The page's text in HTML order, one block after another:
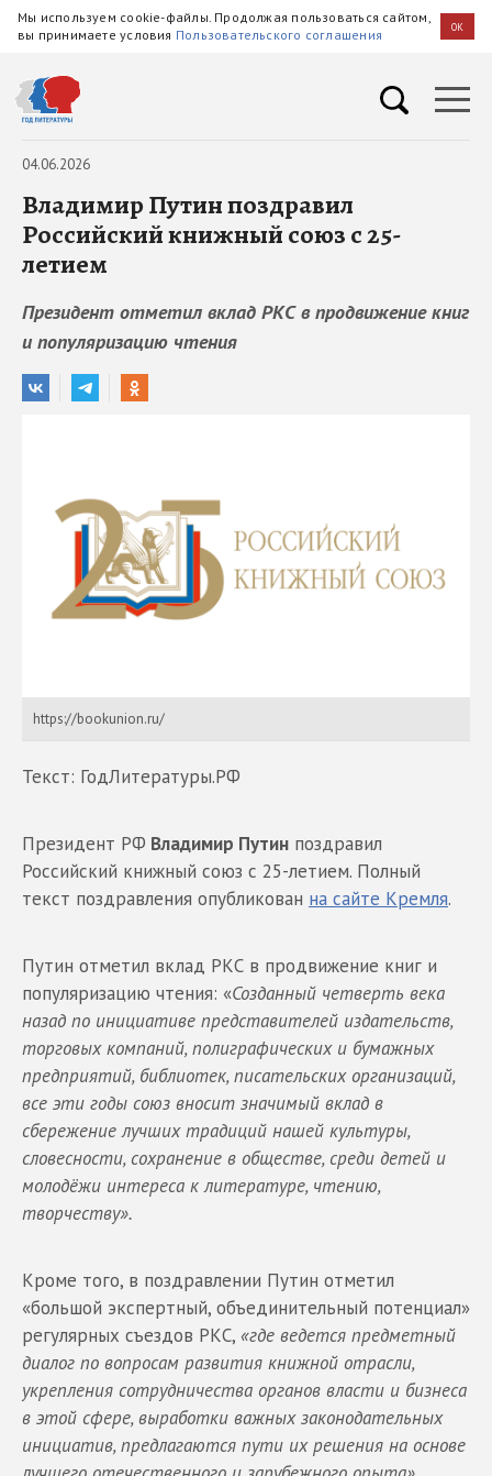
Мы используем cookie-файлы. Продолжая пользоваться сайтом,
вы принимаете условия Пользовательского соглашения OK
04.06.2026
Владимир Путин поздравил
Российский книжный союз с 25-
летием
Президент отметил вклад РКС в продвижение книг
и популяризацию чтения
https://bookunion.ru/
Текст: ГодЛитературы.РФ
Президент РФ Владимир Путин поздравил
Российский книжный союз с 25-летием. Полный
текст поздравления опубликован на сайте Кремля.
Путин отметил вклад РКС в продвижение книг и
популяризацию чтения: «Созданный четверть века
назад по инициативе представителей издательств,
торговых компаний, полиграфических и бумажных
предприятий, библиотек, писательских организаций,
все эти годы союз вносит значимый вклад в
сбережение лучших традиций нашей культуры,
словесности, сохранение в обществе, среди детей и
молодёжи интереса к литературе, чтению,
творчеству».
Кроме того, в поздравлении Путин отметил
«большой экспертный, объединительный потенциал»
регулярных съездов РКС, «где ведется предметный
диалог по вопросам развития книжной отрасли,
укрепления сотрудничества органов власти и бизнеса
в этой сфере, выработки важных законодательных
инициатив, предлагаются пути их решения на основе